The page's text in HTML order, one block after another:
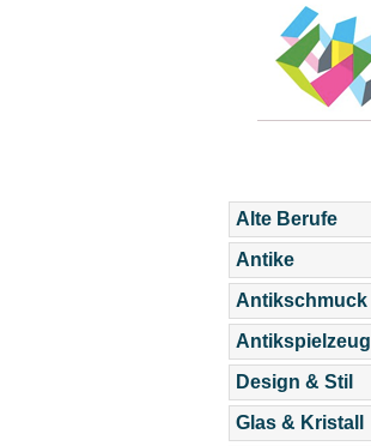
Alte Berufe
Antike
Antikschmuck
Antikspielzeug
Design & Stil
Glas & Kristall